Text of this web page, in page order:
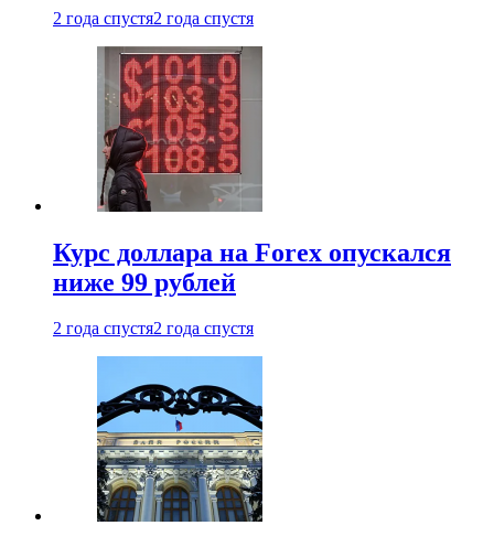
2 года спустя2 года спустя
Курс доллара на Forex опускался
ниже 99 рублей
2 года спустя2 года спустя